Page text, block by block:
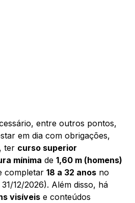
entre outros pontos,
em dia com obrigações,
ter curso superior
mínima de 1,60 m (homens)
completar 18 a 32 anos no
12/2026). Além disso, há
visíveis e conteúdos